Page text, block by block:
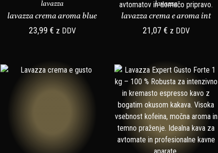
lavazza
lavazza crema aroma blue
23,99 € z DDV
lavazza
lavazza crema e aroma int
21,07 € z DDV